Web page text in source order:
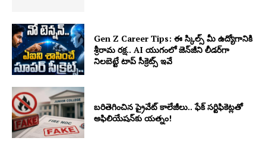
Gen Z Career Tips: ఈ స్కిల్స్ మీ ఉద్యోగానికి
శ్రీరామ రక్ష.. AI యుగంలో జెన్‌జీని లీడర్‌గా
నిలబెట్టే టాప్ సీక్రెట్స్ ఇవే
బరితెగించిన ప్రైవేట్ కాలేజీలు.. ఫేక్ సర్టిఫికెట్లతో
అఫిలియేషన్‌కు యత్నం!